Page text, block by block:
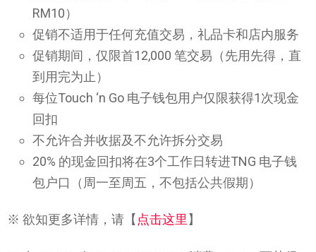
RM10）
促销不适用于任何充值交易，礼品卡和店内服务
促销期间，仅限首12,000 笔交易（先用先得，直
到用完为止）
每位Touch ‘n Go 电子钱包用户仅限获得1次现金
回扣
不允许合并收据及不允许拆分交易
20% 的现金回扣将在3个工作日转进TNG 电子钱
包户口（周一至周五，不包括公共假期）
※ 欲知更多详情，请【 点击这里 】